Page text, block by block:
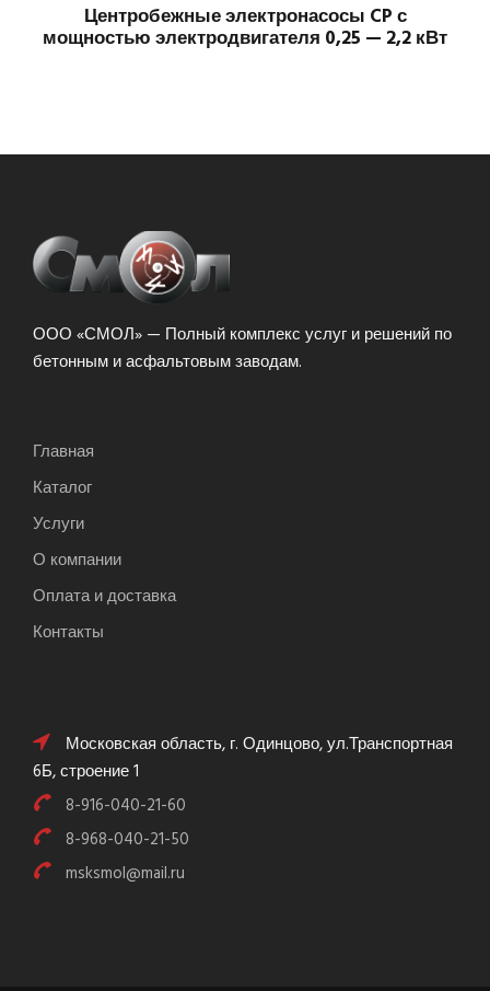
Центробежные электронасосы CP с
мощностью электродвигателя 0,25 — 2,2 кВт
ООО «СМОЛ» — Полный комплекс услуг и решений по
бетонным и асфальтовым заводам.
Главная
Каталог
Услуги
О компании
Оплата и доставка
Контакты
Московская область, г. Одинцово, ул.Транспортная
6Б, строение 1
8-916-040-21-60
8-968-040-21-50
msksmol@mail.ru